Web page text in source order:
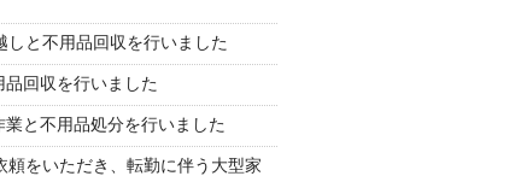
と不用品回収を行いました
回収を行いました
と不用品処分を行いました
をいただき、転勤に伴う大型家